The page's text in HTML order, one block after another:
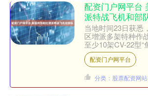
配资门户网平台
派特战飞机和部
当地时间23日获悉
区增派多架特种作
至少10架CV-22型“
以进一步向委内瑞
配资门户网平台
分类：股票配资网